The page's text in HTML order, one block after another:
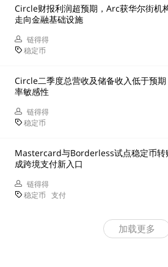
Circle财报利润超预期，Arc获华尔街机
走向金融基础设施
链得得
稳定币
Circle二季度总营收及储备收入低于预
率敏感性
链得得
稳定币
Mastercard与Borderless试点稳定币转
成跨境支付新入口
链得得
稳定币 支付
加载更多